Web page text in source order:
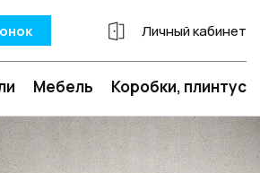
Личный кабинет
Мебель Коробки, плинтус